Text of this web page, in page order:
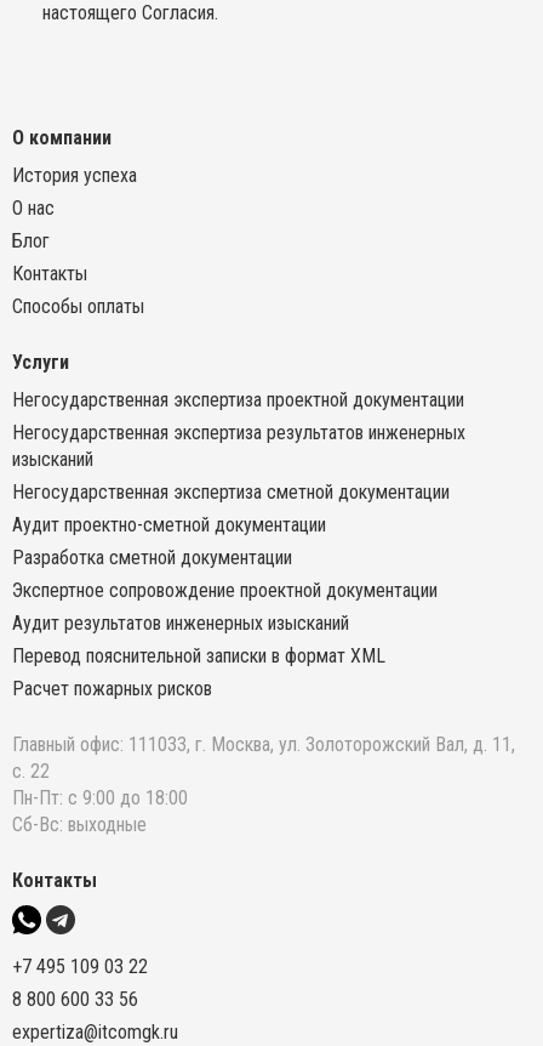
настоящего Согласия.
О компании
История успеха
О нас
Блог
Контакты
Способы оплаты
Услуги
Негосударственная экспертиза проектной документации
Негосударственная экспертиза результатов инженерных
изысканий
Негосударственная экспертиза сметной документации
Аудит проектно-сметной документации
Разработка сметной документации
Экспертное сопровождение проектной документации
Аудит результатов инженерных изысканий
Перевод пояснительной записки в формат XML
Расчет пожарных рисков
Главный офис: 111033, г. Москва, ул. Золоторожский Вал, д. 11,
с. 22
Пн-Пт: с 9:00 до 18:00
Сб-Вс: выходные
Контакты
+7 495 109 03 22
8 800 600 33 56
expertiza@itcomgk.ru